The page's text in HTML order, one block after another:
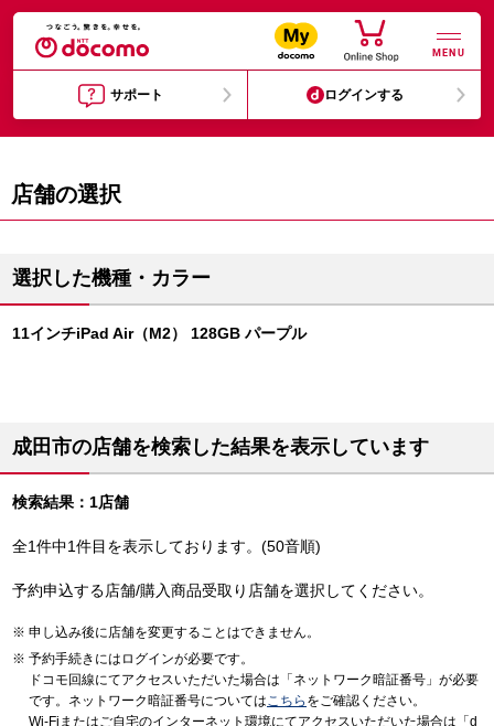
MENU
サポート ログインする
店舗の選択
選択した機種・カラー
11インチiPad Air（M2） 128GB パープル
成田市の店舗を検索した結果を表示しています
検索結果：1店舗
全1件中1件目を表示しております。(50音順)
予約申込する店舗/購入商品受取り店舗を選択してください。
申し込み後に店舗を変更することはできません。
予約手続きにはログインが必要です。
ドコモ回線にてアクセスいただいた場合は「ネットワーク暗証番号」が必要
です。ネットワーク暗証番号についてはこちら をご確認ください。
Wi-Fiまたはご自宅のインターネット環境にてアクセスいただいた場合は「d